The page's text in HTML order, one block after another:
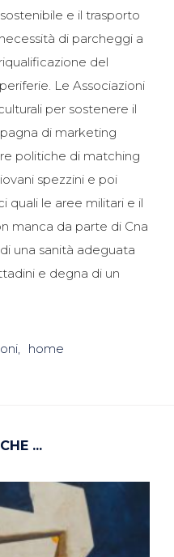
e il trasporto
di parcheggi a
del
Le Associazioni
per sostenere il
di marketing
politiche di matching
spezzini e poi
quali le aree militari e il
manca da parte di Cna
una sanità adeguata
e degna di un
home
...